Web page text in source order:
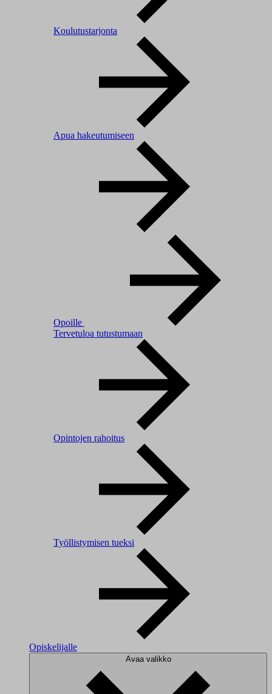
Koulutustarjonta
Apua hakeutumiseen
Opoille
Tervetuloa tutustumaan
Opintojen rahoitus
Työllistymisen tueksi
Opiskelijalle
Avaa valikko